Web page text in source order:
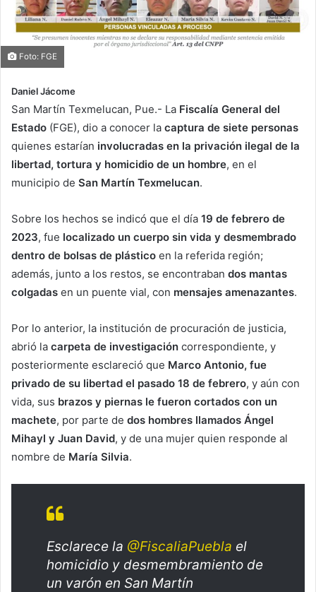
Foto: FGE
Daniel Jácome
San Martín Texmelucan, Pue.- La Fiscalía General del
Estado (FGE), dio a conocer la captura de siete personas
quienes estarían involucradas en la privación ilegal de la
libertad, tortura y homicidio de un hombre, en el
municipio de San Martín Texmelucan.
Sobre los hechos se indicó que el día 19 de febrero de
2023, fue localizado un cuerpo sin vida y desmembrado
dentro de bolsas de plástico en la referida región;
además, junto a los restos, se encontraban dos mantas
colgadas en un puente vial, con mensajes amenazantes.
Por lo anterior, la institución de procuración de justicia,
abrió la carpeta de investigación correspondiente, y
posteriormente esclareció que Marco Antonio, fue
privado de su libertad el pasado 18 de febrero, y aún con
vida, sus brazos y piernas le fueron cortados con un
machete, por parte de dos hombres llamados Ángel
Mihayl y Juan David, y de una mujer quien responde al
nombre de María Silvia.
Esclarece la @FiscaliaPuebla el
homicidio y desmembramiento de
un varón en San Martín